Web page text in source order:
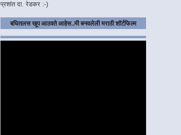
प्रशांत दा. रेडकर :-)
बघितलस खूप आठवते आहेस..मी बनवलेली मराठी शॉर्टफिल्म